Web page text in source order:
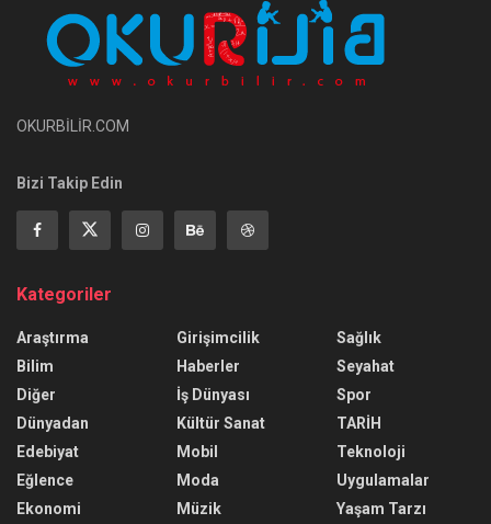
OKURBİLİR.COM
Bizi Takip Edin
Kategoriler
Araştırma
Bilim
Diğer
Dünyadan
Edebiyat
Eğlence
Ekonomi
Girişimcilik
Haberler
İş Dünyası
Kültür Sanat
Mobil
Moda
Müzik
Sağlık
Seyahat
Spor
TARİH
Teknoloji
Uygulamalar
Yaşam Tarzı